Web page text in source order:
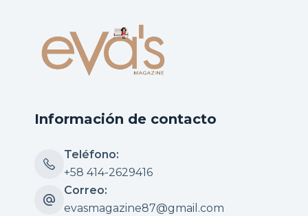
Información de contacto
Teléfono:
+58 414-2629416
Correo:
evasmagazine87@gmail.com